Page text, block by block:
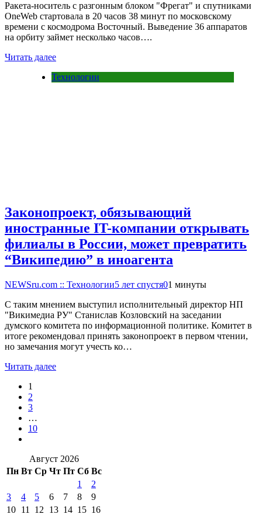
Ракета-носитель с разгонным блоком "Фрегат" и спутниками
OneWeb стартовала в 20 часов 38 минут по московскому
времени с космодрома Восточный. Выведение 36 аппаратов
на орбиту займет несколько часов….
Читать далее
Технологии
Законопроект, обязывающий
иностранные IT-компании открывать
филиалы в России, может превратить
“Википедию” в иноагента
NEWSru.com :: Технологии5 лет спустя01 минуты
С таким мнением выступил исполнительный директор НП
"Викимедиа РУ" Станислав Козловский на заседании
думского комитета по информационной политике. Комитет в
итоге рекомендовал принять законопроект в первом чтении,
но замечания могут учесть ко…
Читать далее
1
2
3
…
10
Август 2026
Пн Вт Ср Чт Пт Сб Вс
1
2
3
4 5 6 7 8
9
10 11 12 13 14 15 16